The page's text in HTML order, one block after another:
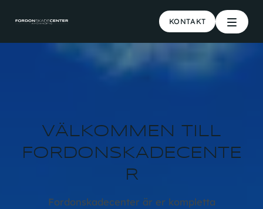
KONTAKT
VÄLKOMMEN TILL
FORDONSKADECENTE
R
Fordonskadecenter är er kompletta